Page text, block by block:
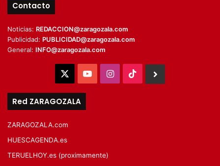
Contacto
Noticias: REDACCION@zaragozala.com
Publicidad: PUBLICIDAD@zaragozala.com
General: INFO@zaragozala.com
YouTubeInstagram
TikTok
Red ZARAGOZALA
ZARAGOZALA.com
HUESCAGENDA.es
TERUELHOY.es (proximamente)